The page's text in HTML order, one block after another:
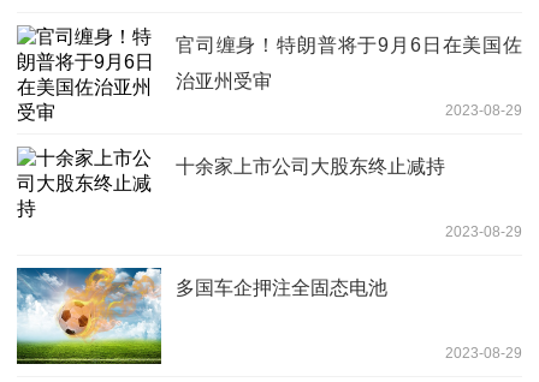
官司缠身！特朗普将于9月6日在美国佐
治亚州受审
2023-08-29
十余家上市公司大股东终止减持
2023-08-29
多国车企押注全固态电池
2023-08-29